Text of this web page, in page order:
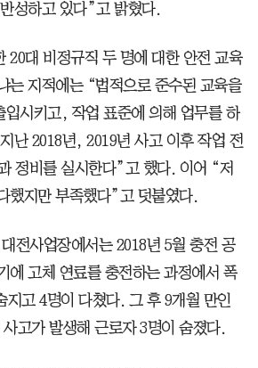
성하고 있다”고 밝혔다.
20대 비정규직 두 명에 대한 안전 교육
는 지적에는 “법적으로 준수된 교육을
입시키고, 작업 표준에 의해 업무를 하
난 2018년, 2019년 사고 이후 작업 전
정비를 실시한다”고 했다. 이어 “저
했지만 부족했다”고 덧붙였다.
전사업장에서는 2018년 5월 충전 공
에 고체 연료를 충전하는 과정에서 폭
지고 4명이 다쳤다. 그 후 9개월 만인
고가 발생해 근로자 3명이 숨졌다.